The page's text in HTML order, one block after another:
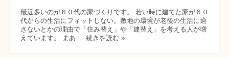
最近多いのが６０代の家づくりです。 若い時に建てた家が６０
代からの生活にフィットしない。敷地の環境が老後の生活に適
さないとかの理由で「住み替え」や「建替え」を考える人が増
えています。 まあ ... 続きを読む »